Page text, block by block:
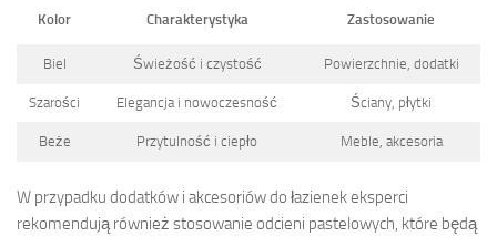
Kolor Charakterystyka Zastosowanie
Biel Świeżość i czystość Powierzchnie, dodatki
Szarości Elegancja i nowoczesność Ściany, płytki
Beże Przytulność i ciepło Meble, akcesoria
W przypadku dodatków i akcesoriów do łazienek eksperci
rekomendują również stosowanie odcieni pastelowych, które będą